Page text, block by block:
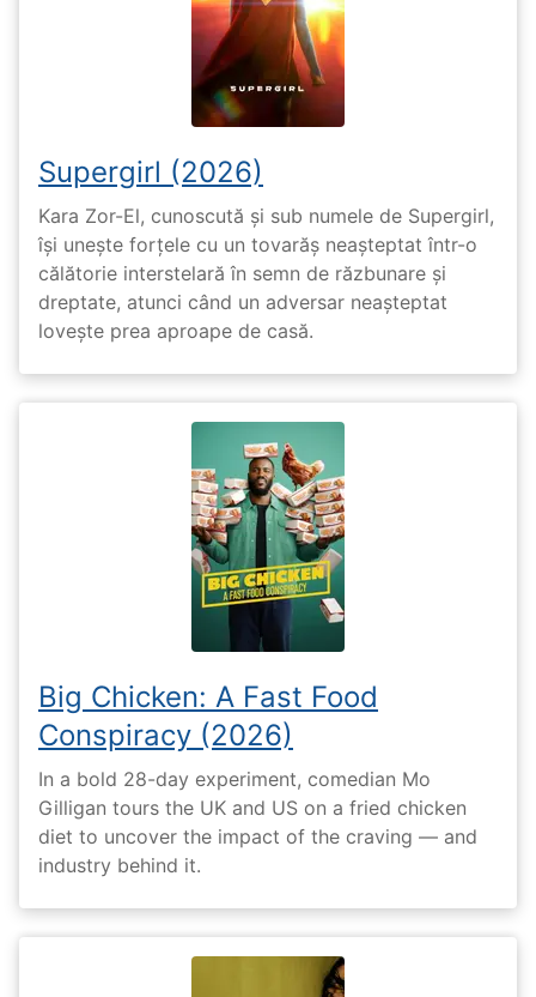
Supergirl (2026)
Kara Zor-El, cunoscută și sub numele de Supergirl,
își unește forțele cu un tovarăș neașteptat într-o
călătorie interstelară în semn de răzbunare și
dreptate, atunci când un adversar neașteptat
lovește prea aproape de casă.
Big Chicken: A Fast Food
Conspiracy (2026)
In a bold 28-day experiment, comedian Mo
Gilligan tours the UK and US on a fried chicken
diet to uncover the impact of the craving — and
industry behind it.